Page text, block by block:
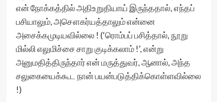
என் நோக்கத்தில் அதிஉறுதியாய் இருந்ததால், எந்தப்
பசியாலும், அசௌகர்யத்தாலும் என்னை
அசைக்கமுடியவில்லை ! (‘ரொம்பப் பசித்தால், நூறு
மில்லி எலுமிச்சை சாறு குடிக்கலாம் !’, என்று
அனுமதித்திருந்தார் என் மருத்துவர், ஆனால், அந்த
சலுகையைக்கூட நான் பயன்படுத்திக்கொள்ளவில்லை
!)